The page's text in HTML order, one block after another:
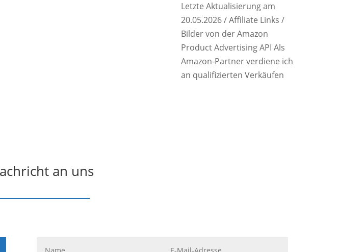
Letzte Aktualisierung am
20.05.2026 / Affiliate Links /
Bilder von der Amazon
Product Advertising API Als
Amazon-Partner verdiene ich
an qualifizierten Verkäufen
an uns